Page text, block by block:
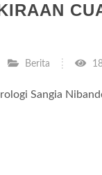
Berita
Sangia